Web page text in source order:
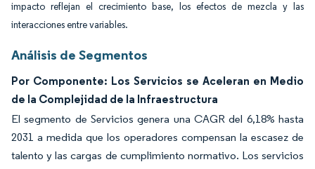
impacto reflejan el crecimiento base, los efectos de mezcla y las
interacciones entre variables.
Análisis de Segmentos
Por Componente: Los Servicios se Aceleran en Medio
de la Complejidad de la Infraestructura
El segmento de Servicios genera una CAGR del 6,18% hasta
2031 a medida que los operadores compensan la escasez de
talento y las cargas de cumplimiento normativo. Los servicios